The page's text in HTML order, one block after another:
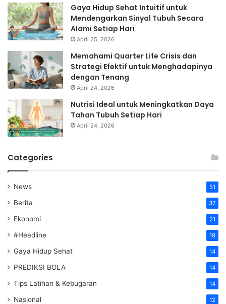
Gaya Hidup Sehat Intuitif untuk
Mendengarkan Sinyal Tubuh Secara
Alami Setiap Hari
April 25, 2026
Memahami Quarter Life Crisis dan
Strategi Efektif untuk Menghadapinya
dengan Tenang
April 24, 2026
Nutrisi Ideal untuk Meningkatkan Daya
Tahan Tubuh Setiap Hari
April 24, 2026
Categories
News 51
Berita 37
Ekonomi 21
#Headline 19
Gaya Hidup Sehat 14
PREDIKSI BOLA 14
Tips Latihan & Kebugaran 14
Nasional 12